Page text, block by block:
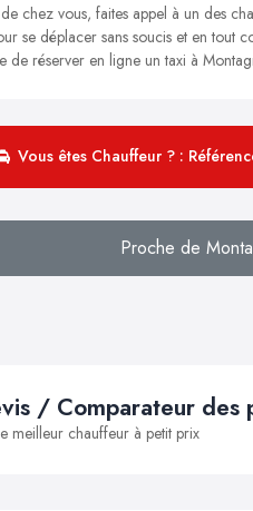
chez vous, faites appel à un des
se déplacer sans soucis et en tout
de réserver en ligne un taxi à
Vous êtes Chauffeur ? :
Proche de
/ Comparateur des
meilleur chauffeur à petit prix